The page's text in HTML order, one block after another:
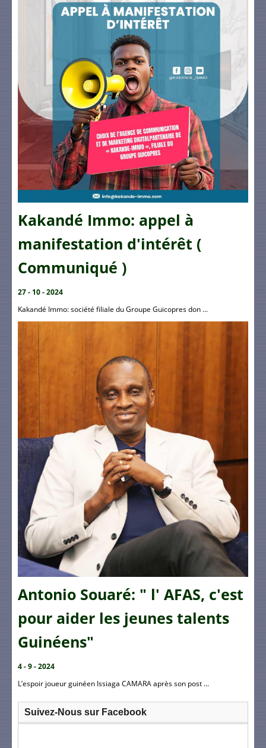
Kakandé Immo: appel à
manifestation d'intérêt (
Communiqué )
27 - 10 - 2024
Kakandé Immo: société filiale du Groupe Guicopres don ...
Antonio Souaré: " l' AFAS, c'est
pour aider les jeunes talents
Guinéens"
4 - 9 - 2024
L’espoir joueur guinéen Issiaga CAMARA après son post ...
Suivez-Nous sur Facebook